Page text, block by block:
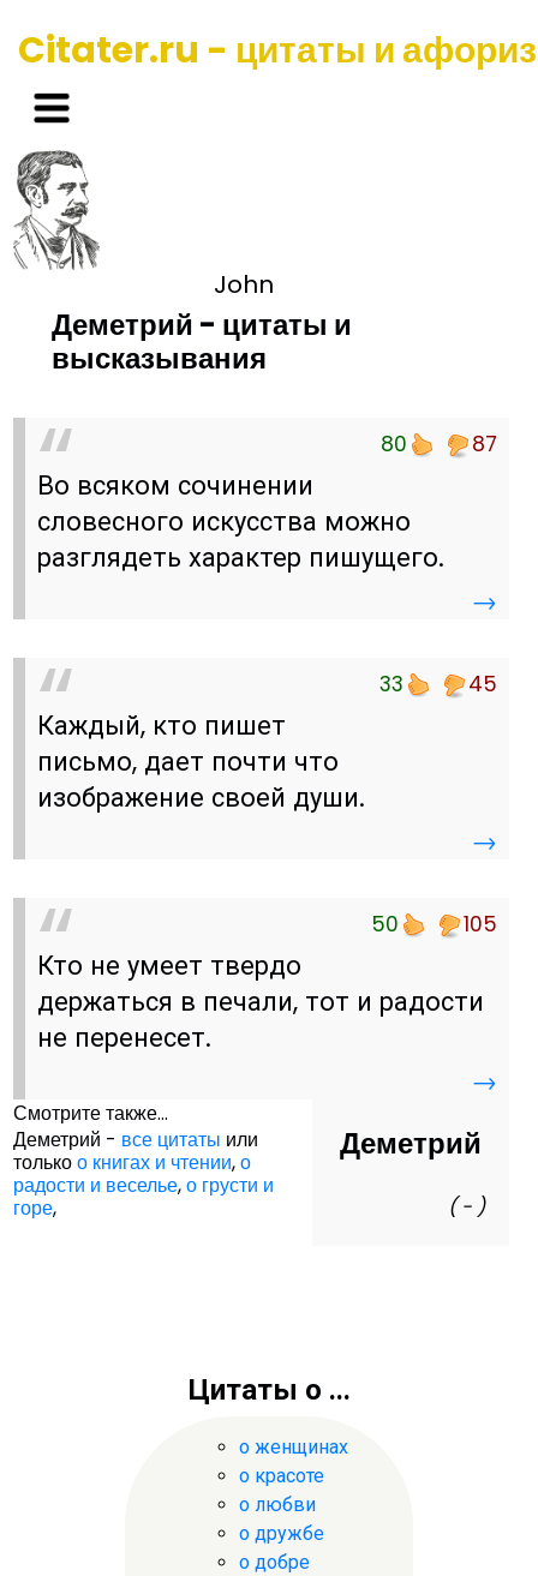
Citater.ru - цитаты и
John
Деметрий - цитаты и
высказывания
80 87
Во всяком сочинении
словесного искусства можно
разглядеть характер пишущего.
→
33 45
Каждый, кто пишет
письмо, дает почти что
изображение своей души.
→
50 105
Кто не умеет твердо
держаться в печали, тот и радости
не перенесет.
→
Деметрий
( - )
Смотрите также...
Деметрий - все цитаты или
толькоо книгах и чтении,о
радости и веселье,о грусти и
горе,
Цитаты о ...
о женщинах
о красоте
о любви
о дружбе
о добре